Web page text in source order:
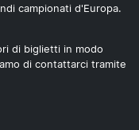
campionati d'Europa.
di biglietti in modo
di contattarci tramite